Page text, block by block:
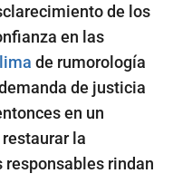
de los
en las
de rumorología
de justicia
en un
la
rindan